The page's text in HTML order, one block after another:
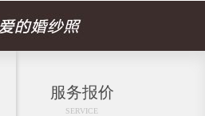
服务报价
SERVICE